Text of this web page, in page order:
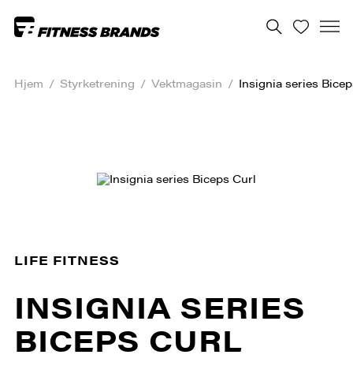
Hjem / Styrketrening / Vektmagasin / Insignia series
LIFE FITNESS
INSIGNIA SERIES
BICEPS CURL